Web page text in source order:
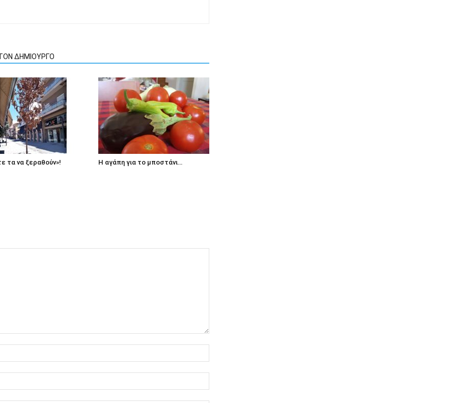
ΔΗΜΙΟΥΡΓΟ
τα να ξεραθούν»! Η αγάπη για το μποστάνι…